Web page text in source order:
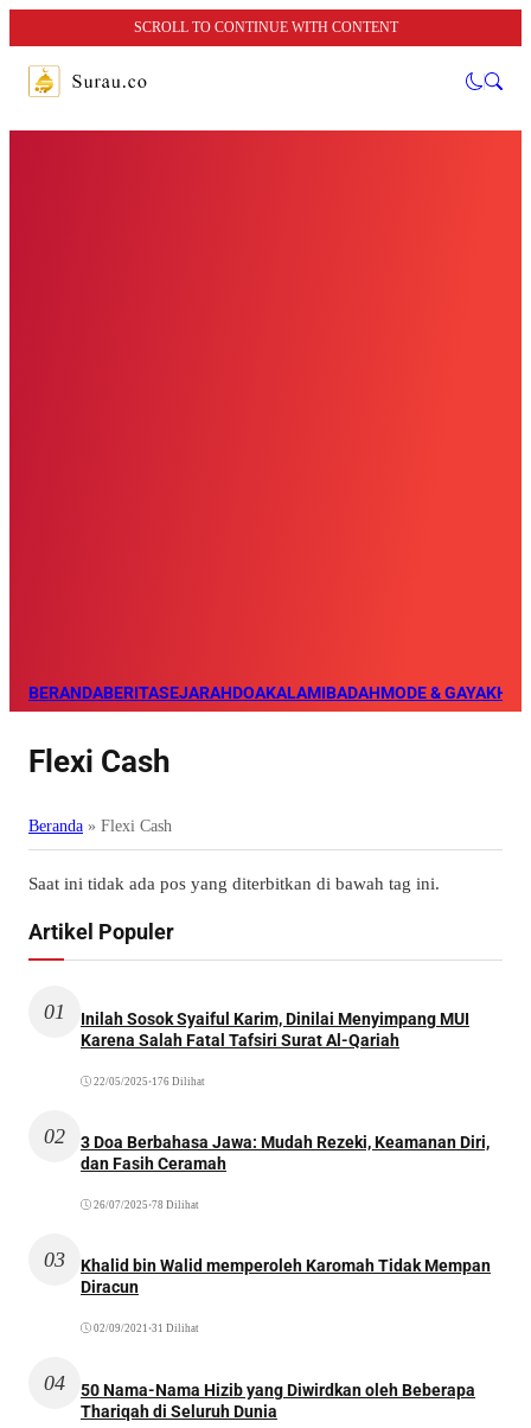
SCROLL TO CONTINUE WITH CONTENT
BERANDABERITASEJARAHDOAKALAMIBADAHMODE & GAYA
Flexi Cash
Beranda » Flexi Cash
Saat ini tidak ada pos yang diterbitkan di bawah tag ini.
Artikel Populer
01
Inilah Sosok Syaiful Karim, Dinilai Menyimpang MUI
Karena Salah Fatal Tafsiri Surat Al-Qariah
22/05/2025 •176 Dilihat
02
3 Doa Berbahasa Jawa: Mudah Rezeki, Keamanan Diri,
dan Fasih Ceramah
26/07/2025 •78 Dilihat
03
Khalid bin Walid memperoleh Karomah Tidak Mempan
Diracun
02/09/2021 •31 Dilihat
04
50 Nama-Nama Hizib yang Diwirdkan oleh Beberapa
Thariqah di Seluruh Dunia